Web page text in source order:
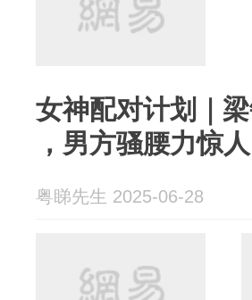
女神配对计划｜
，男方骚腰力惊人
粤睇先生 2025-06-28